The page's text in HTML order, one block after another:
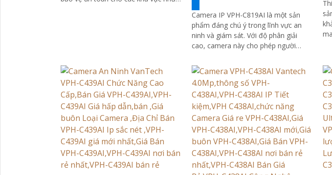
Camera IP VPH-C819AI là một sản
phẩm đáng chú ý trong lĩnh vực an
ninh và giám sát. Với độ phân giải
cao, camera này cho phép người